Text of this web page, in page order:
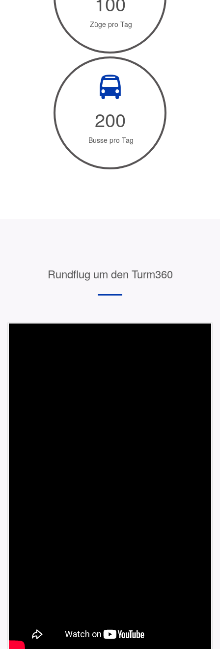
Züge pro Tag
200
Busse pro Tag
Rundflug um den Turm360